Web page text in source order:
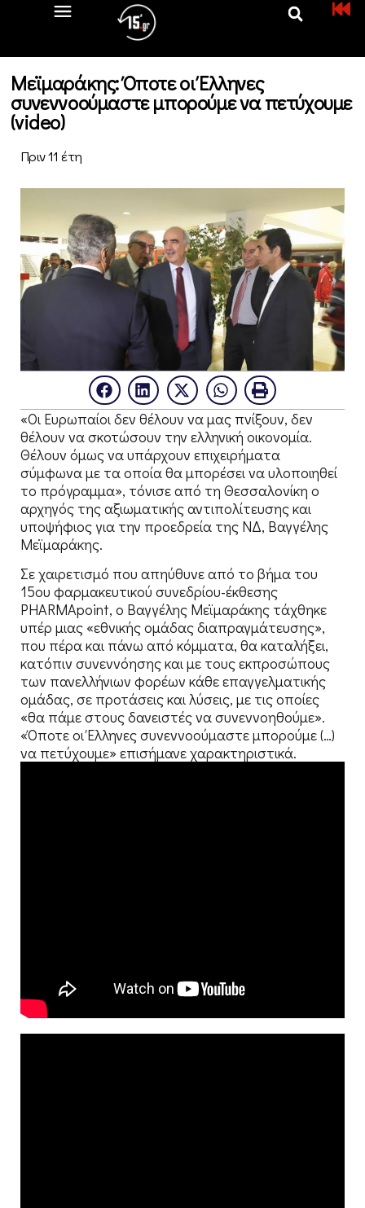
Μεϊμαράκης: Όποτε οι Έλληνες
συνεννοούμαστε μπορούμε να πετύχουμε
(video)
Πριν 11 έτη
«Οι Ευρωπαίοι δεν θέλουν να μας πνίξουν, δεν
θέλουν να σκοτώσουν την ελληνική οικονομία.
Θέλουν όμως να υπάρχουν επιχειρήματα
σύμφωνα με τα οποία θα μπορέσει να υλοποιηθεί
το πρόγραμμα», τόνισε από τη Θεσσαλονίκη ο
αρχηγός της αξιωματικής αντιπολίτευσης και
υποψήφιος για την προεδρεία της ΝΔ, Βαγγέλης
Μεϊμαράκης.
Σε χαιρετισμό που απηύθυνε από το βήμα του
15ου φαρμακευτικού συνεδρίου-έκθεσης
PHARMApoint, ο Βαγγέλης Μεϊμαράκης τάχθηκε
υπέρ μιας «εθνικής ομάδας διαπραγμάτευσης»,
που πέρα και πάνω από κόμματα, θα καταλήξει,
κατόπιν συνεννόησης και με τους εκπροσώπους
των πανελλήνιων φορέων κάθε επαγγελματικής
ομάδας, σε προτάσεις και λύσεις, με τις οποίες
«θα πάμε στους δανειστές να συνεννοηθούμε».
«Όποτε οι Έλληνες συνεννοούμαστε μπορούμε (…)
να πετύχουμε» επισήμανε χαρακτηριστικά.